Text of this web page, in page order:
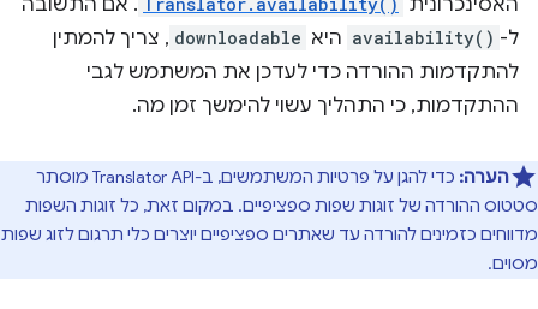
האסינכרונית
. אם התשובה
ל- availability() היא downloadable , צריך להמתין
להתקדמות ההורדה כדי לעדכן את המשתמש לגבי
ההתקדמות, כי התהליך עשוי להימשך זמן מה.
הערה:
כדי להגן על פרטיות המשתמשים, ב-Translator API מוסתר
סטטוס ההורדה של זוגות שפות ספציפיים. במקום זאת, כל זוגות השפות
מדווחים כזמינים להורדה עד שאתרים ספציפיים יוצרים כלי תרגום לזוג שפות
מסוים.